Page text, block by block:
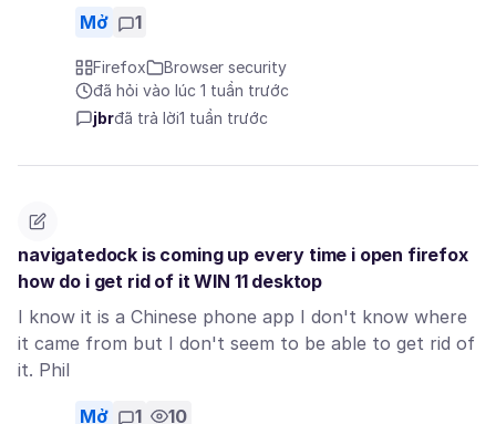
Mở 1
Firefox
Browser security
đã hỏi vào lúc 1 tuần trước
jbrđã trả lời1 tuần trước
navigatedock is coming up every time i open firefox
how do i get rid of it WIN 11 desktop
I know it is a Chinese phone app I don't know where
it came from but I don't seem to be able to get rid of
it. Phil
Mở 1 10